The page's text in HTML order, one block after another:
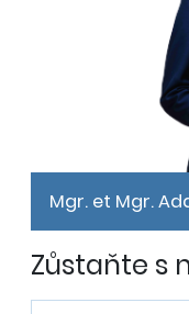
Mgr. et Mgr.
Zůstaňte s